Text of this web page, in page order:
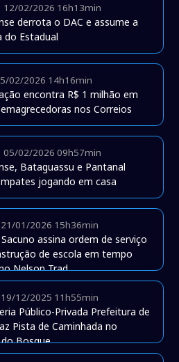
12/02/2026 16h13min
derrota o DAC e assume a
do Estadual
02/2026 14h16min
encontra R$ 1 milhão em
nos Correios
05/02/2026 09h57min
Bataguassu e Pantanal
jogando em casa
21/01/2026 15h36min
assina ordem de serviço
de escola em tempo
Nelson Trad
19/12/2025 11h55min
Público-Privada Prefeitura de
Pista de Caminhada no
Bosque